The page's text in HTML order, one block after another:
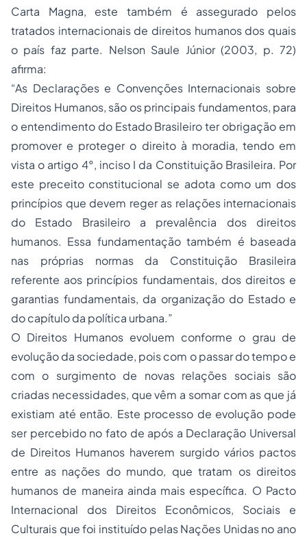
Carta Magna, este também é assegurado pelos
tratados internacionais de direitos humanos dos quais
o país faz parte. Nelson Saule Júnior (2003, p. 72)
afirma:
“As Declarações e Convenções Internacionais sobre
Direitos Humanos, são os principais fundamentos, para
o entendimento do Estado Brasileiro ter obrigação em
promover e proteger o direito à moradia, tendo em
vista o artigo 4°, inciso I da Constituição Brasileira. Por
este preceito constitucional se adota como um dos
princípios que devem reger as relações internacionais
do Estado Brasileiro a prevalência dos direitos
humanos. Essa fundamentação também é baseada
nas próprias normas da Constituição Brasileira
referente aos princípios fundamentais, dos direitos e
garantias fundamentais, da organização do Estado e
do capítulo da política urbana.”
O Direitos Humanosevoluem conforme o grau de
evolução da sociedade, pois com o passar do tempo e
com o surgimento de novas relações sociais são
criadas necessidades, que vêm a somar com as que já
existiam até então. Este processo de evolução pode
ser percebido no fato de após a Declaração Universal
de Direitos Humanos haverem surgido vários pactos
entre as nações do mundo, que tratam os direitos
humanos de maneira ainda mais específica. O Pacto
Internacional dos Direitos Econômicos, Sociais e
Culturais que foi instituído pelas Nações Unidas no ano